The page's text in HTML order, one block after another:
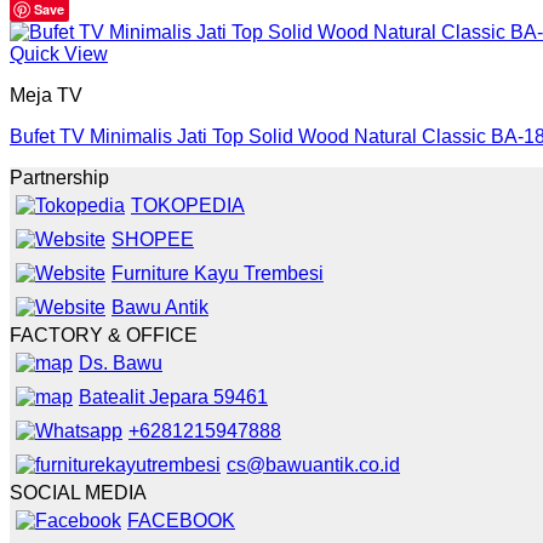
Save
Quick View
Meja TV
Bufet TV Minimalis Jati Top Solid Wood Natural Classic BA-
Partnership
TOKOPEDIA
SHOPEE
Furniture Kayu Trembesi
Bawu Antik
FACTORY & OFFICE
Ds. Bawu
Batealit Jepara 59461
+6281215947888
cs@bawuantik.co.id
SOCIAL MEDIA
FACEBOOK